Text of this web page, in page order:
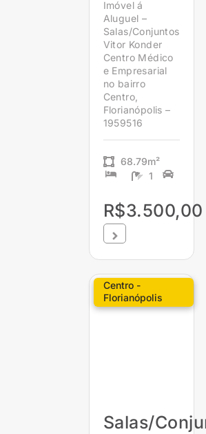
Imóvel á
Aluguel –
Salas/Conjuntos
Vitor Konder
Centro Médico
e Empresarial
no bairro
Centro,
Florianópolis –
1959516
68.79m²
1
R$3.500,00
Centro -
Florianópolis
Salas/